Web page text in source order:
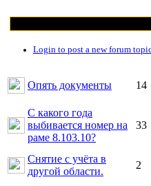
Login to post a new forum
Опять документы 14
С какого года
выбивается номер на
раме 8.103.10?
33
Снятие с учёта в
другой области.
2